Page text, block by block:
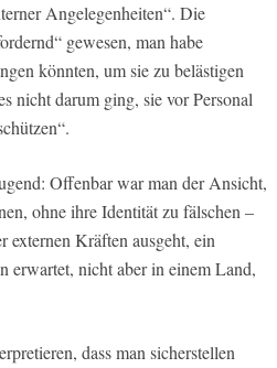
Angelegenheiten“. Die
gewesen, man habe
könnten, um sie zu belästigen
nicht darum ging, sie vor Personal
Offenbar war man der Ansicht,
ohne ihre Identität zu fälschen –
externen Kräften ausgeht, ein
erwartet, nicht aber in einem Land,
dass man sicherstellen